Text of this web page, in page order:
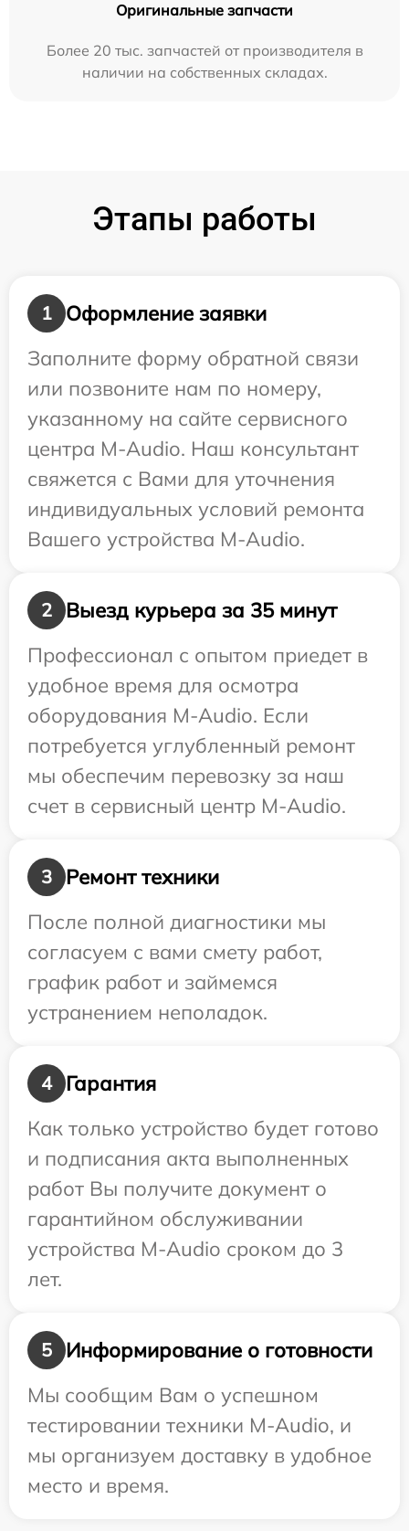
Оригинальные запчасти
Более 20 тыс. запчастей от производителя в
наличии на собственных складах.
Этапы работы
1
Оформление заявки
Заполните форму обратной связи
или позвоните нам по номеру,
указанному на сайте сервисного
центра M-Audio. Наш консультант
свяжется с Вами для уточнения
индивидуальных условий ремонта
Вашего устройства M-Audio.
2
Выезд курьера за 35 минут
Профессионал с опытом приедет в
удобное время для осмотра
оборудования M-Audio. Если
потребуется углубленный ремонт
мы обеспечим перевозку за наш
счет в сервисный центр M-Audio.
3
Ремонт техники
После полной диагностики мы
согласуем с вами смету работ,
график работ и займемся
устранением неполадок.
4
Гарантия
Как только устройство будет готово
и подписания акта выполненных
работ Вы получите документ о
гарантийном обслуживании
устройства M-Audio сроком до 3
лет.
5
Информирование о готовности
Мы сообщим Вам о успешном
тестировании техники M-Audio, и
мы организуем доставку в удобное
место и время.